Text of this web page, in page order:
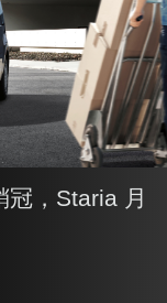
，Staria 月